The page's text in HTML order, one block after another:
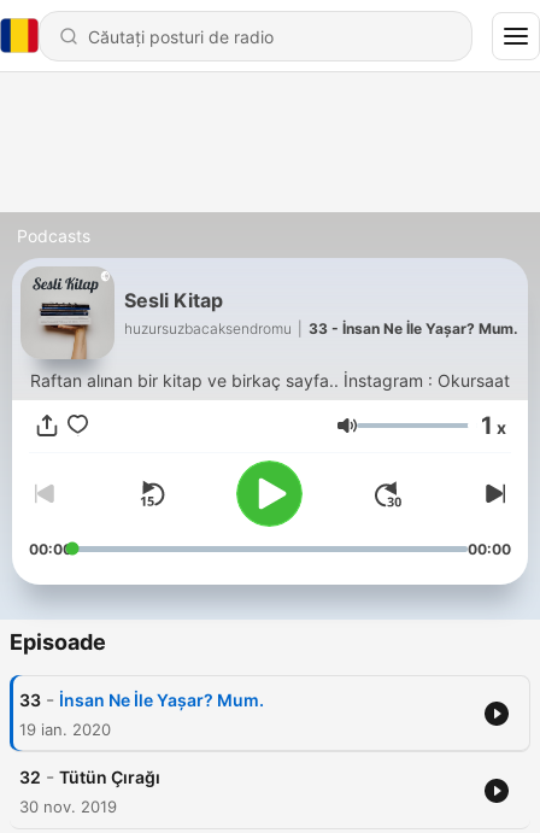
Podcasts
Sesli Kitap
huzursuzbacaksendromu 33 - İnsan Ne İle Yaşar? Mum.
Raftan alınan bir kitap ve birkaç sayfa.. İnstagram : Okursaat
Volum 1 x
00:00 00:00
Episoade
33 - İnsan Ne İle Yaşar? Mum.
19 ian. 2020
32 - Tütün Çırağı
30 nov. 2019